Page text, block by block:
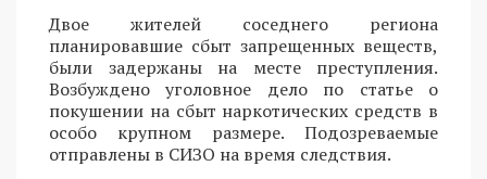
Двое жителей соседнего региона
планировавшие сбыт запрещенных веществ,
были задержаны на месте преступления.
Возбуждено уголовное дело по статье о
покушении на сбыт наркотических средств в
особо крупном размере. Подозреваемые
отправлены в СИЗО на время следствия.